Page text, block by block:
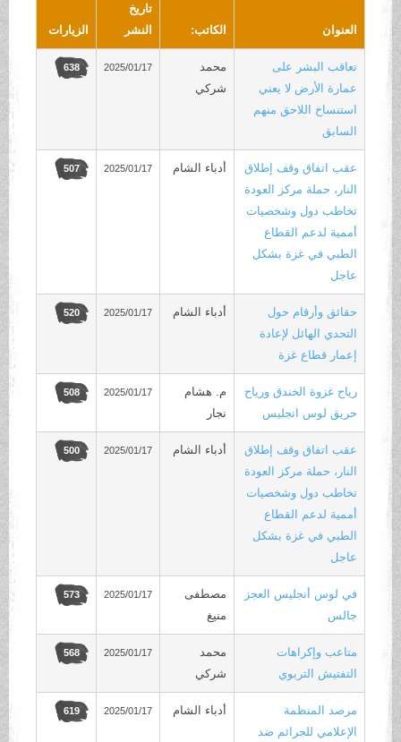
العنوان الكاتب:
تاريخ
النشر
الزيارات
تعاقب البشر على
عمارة الأرض لا يعني
استنساخ اللاحق منهم
السابق
محمد
شركي
2025/01/17
638
عقب اتفاق وقف إطلاق
النار، حملة مركز العودة
تخاطب دول وشخصيات
أممية لدعم القطاع
الطبي في غزة بشكل
عاجل
أدباء الشام 2025/01/17
507
حقائق وأرقام حول
التحدي الهائل لإعادة
إعمار قطاع غزة
أدباء الشام 2025/01/17
520
رياح غزوة الخندق ورياح
حريق لوس انجليس
م. هشام
نجار
2025/01/17
508
عقب اتفاق وقف إطلاق
النار، حملة مركز العودة
تخاطب دول وشخصيات
أممية لدعم القطاع
الطبي في غزة بشكل
عاجل
أدباء الشام 2025/01/17
500
في لوس أنجليس العجز
جالس
مصطفى
منيغ
2025/01/17
573
متاعب وإكراهات
التفتيش التربوي
محمد
شركي
2025/01/17
568
مرصد المنظمة
الإعلامي للجرائم ضد
أدباء الشام 2025/01/17
619